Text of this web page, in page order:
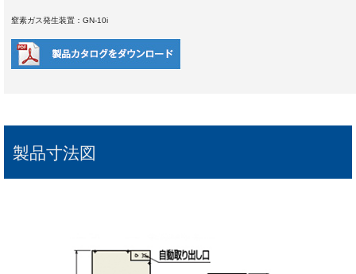
窒素ガス発生装置：GN-10i
製品寸法図